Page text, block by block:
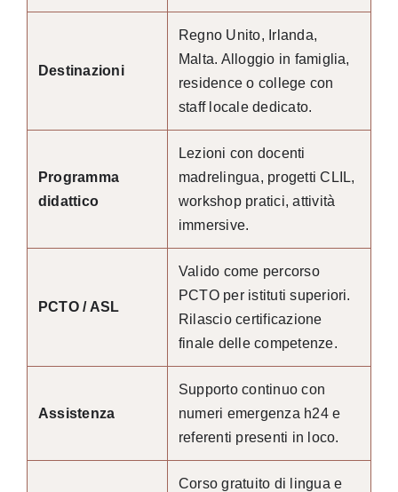
Destinazioni
Regno Unito, Irlanda,
Malta. Alloggio in famiglia,
residence o college con
staff locale dedicato.
Programma
didattico
Lezioni con docenti
madrelingua, progetti CLIL,
workshop pratici, attività
immersive.
PCTO / ASL
Valido come percorso
PCTO per istituti superiori.
Rilascio certificazione
finale delle competenze.
Assistenza
Supporto continuo con
numeri emergenza h24 e
referenti presenti in loco.
Corso gratuito di lingua e